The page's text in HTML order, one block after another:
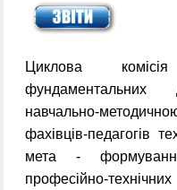
Циклова
навчально-
фахівців-педагогів
мета -
професійно-